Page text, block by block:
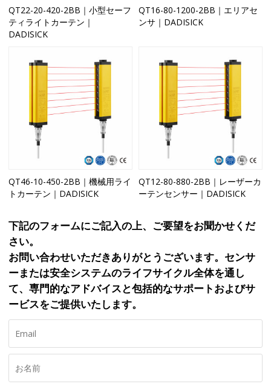
QT22-20-420-2BB｜小型セーフ
ティライトカーテン｜
DADISICK
QT16-80-1200-2BB｜エリアセ
ンサ｜DADISICK
QT46-10-450-2BB｜機械用ライ
トカーテン｜DADISICK
QT12-80-880-2BB｜レーザーカ
ーテンセンサー｜DADISICK
下記のフォームにご記入の上、ご要望をお聞かせくだ
さい。
お問い合わせいただきありがとうございます。センサ
ーまたは安全システムのライフサイクル全体を通し
て、専門的なアドバイスと包括的なサポートおよびサ
ービスをご提供いたします。